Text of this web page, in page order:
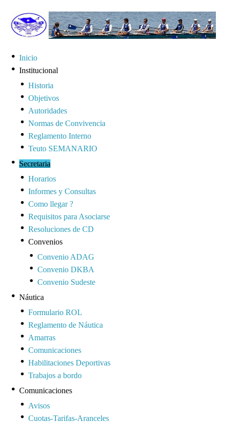
Inicio
Institucional
Historia
Objetivos
Autoridades
Normas de Convivencia
Reglamento Interno
Teuto SEMANARIO
Secretaria
Horarios
Informes y Consultas
Como llegar ?
Requisitos para Asociarse
Resoluciones de CD
Convenios
Convenio ADAG
Convenio DKBA
Convenio Sudeste
Náutica
Formulario ROL
Reglamento de Náutica
Amarras
Comunicaciones
Habilitaciones Deportivas
Trabajos a bordo
Comunicaciones
Avisos
Cuotas-Tarifas-Aranceles